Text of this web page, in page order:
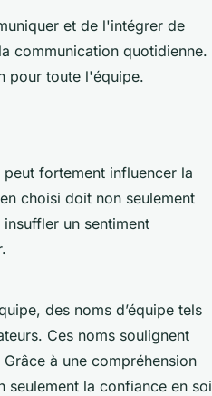
et de l'intégrer de
communication quotidienne.
pour toute l'équipe.
peut fortement influencer la
choisi doit non seulement
un sentiment
des noms d’équipe tels
Ces noms soulignent
à une compréhension
la confiance en soi